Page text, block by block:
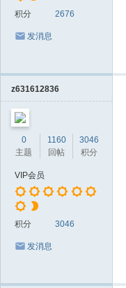
积分 2676
发消息
z631612836
0
主题
1160
回帖
3046
积分
VIP会员
积分 3046
发消息